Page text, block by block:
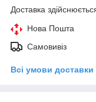
Доставка
Нова Пошта
Самовивіз
Всі умови доставки